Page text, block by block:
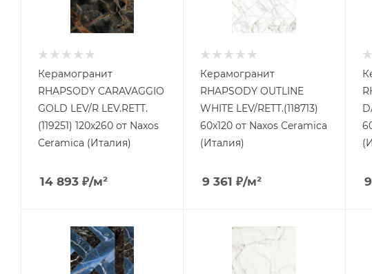
Керамогранит
RHAPSODY CARAVAGGIO
GOLD LEV/R LEV.RETT.
(119251) 120x260 от Naxos
Ceramica (Италия)
14 893 ₽/м²
Керамогранит
RHAPSODY OUTLINE
WHITE LEV/RETT.(118713)
60x120 от Naxos Ceramica
(Италия)
9 361 ₽/м²